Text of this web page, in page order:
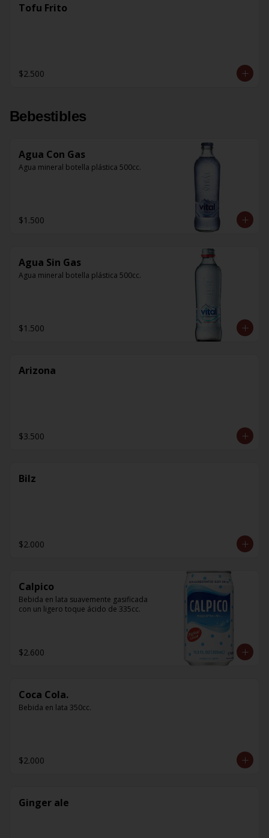
Tofu Frito
$2.500
Bebestibles
Agua Con Gas
Agua mineral botella plástica 500cc.
$1.500
Agua Sin Gas
Agua mineral botella plástica 500cc.
$1.500
Arizona
$3.500
Bilz
$2.000
Calpico
Bebida en lata suavemente gasificada
con un ligero toque ácido de 335cc.
$2.600
Coca Cola.
Bebida en lata 350cc.
$2.000
Ginger ale